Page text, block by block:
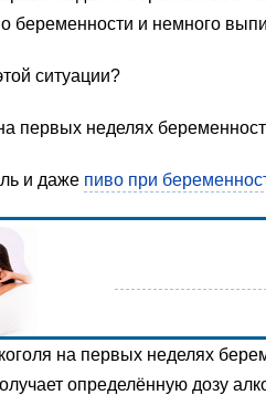
беременности и немного
ситуации?
первых неделях
и даже пиво при
на первых неделях
определённую дозу